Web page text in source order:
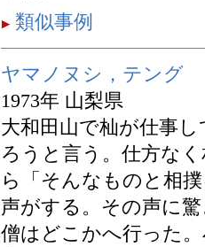
類似事例
ヤマノヌシ，テング
1973年 山梨県
大和田山で杣が仕事
ろうと言う。仕方な
ら「そんなものと相
声がする。その声に
僧はどこかへ行った